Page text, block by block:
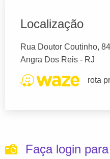
Localização
Rua Doutor Coutinho,
Angra Dos Reis - RJ
rota
Faça login